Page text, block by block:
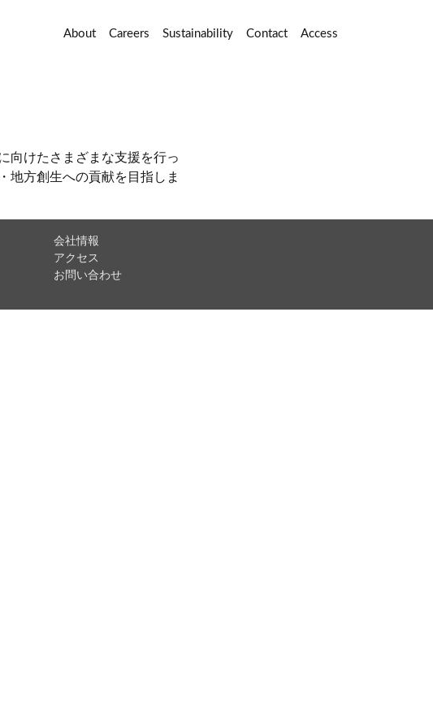
About Careers Sustainability Contact Access
向けたさまざまな支援を行っ
地方創生への貢献を目指しま
会社情報
アクセス
お問い合わせ